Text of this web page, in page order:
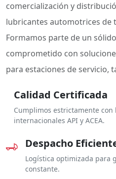
comercialización y
lubricantes automotrices de
Formamos parte de un
comprometido con
para estaciones de servicio,
Calidad Certificada
Cumplimos estrictamente con
internacionales API y ACEA.
Despacho
Logística optimizada para
constante.